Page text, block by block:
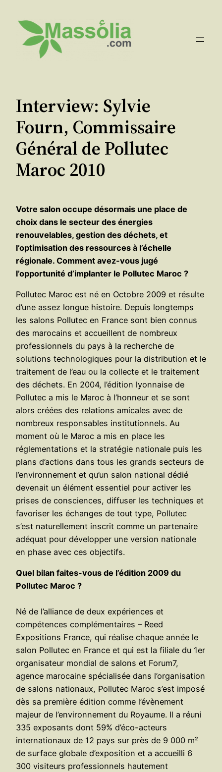
contenu
Interview: Sylvie
Fourn, Commissaire
Général de Pollutec
Maroc 2010
Votre salon occupe désormais une place de
choix dans le secteur des énergies
renouvelables, gestion des déchets, et
l’optimisation des ressources à l’échelle
régionale. Comment avez-vous jugé
l’opportunité d’implanter le Pollutec Maroc ?
Pollutec Maroc est né en Octobre 2009 et résulte
d’une assez longue histoire. Depuis longtemps
les salons Pollutec en France sont bien connus
des marocains et accueillent de nombreux
professionnels du pays à la recherche de
solutions technologiques pour la distribution et le
traitement de l’eau ou la collecte et le traitement
des déchets. En 2004, l’édition lyonnaise de
Pollutec a mis le Maroc à l’honneur et se sont
alors créées des relations amicales avec de
nombreux responsables institutionnels. Au
moment où le Maroc a mis en place les
réglementations et la stratégie nationale puis les
plans d’actions dans tous les grands secteurs de
l’environnement et qu’un salon national dédié
devenait un élément essentiel pour activer les
prises de consciences, diffuser les techniques et
favoriser les échanges de tout type, Pollutec
s’est naturellement inscrit comme un partenaire
adéquat pour développer une version nationale
en phase avec ces objectifs.
Quel bilan faites-vous de l’édition 2009 du
Pollutec Maroc ?
Né de l’alliance de deux expériences et
compétences complémentaires – Reed
Expositions France, qui réalise chaque année le
salon Pollutec en France et qui est la filiale du 1er
organisateur mondial de salons et Forum7,
agence marocaine spécialisée dans l’organisation
de salons nationaux, Pollutec Maroc s’est imposé
dès sa première édition comme l’évènement
majeur de l’environnement du Royaume. Il a réuni
335 exposants dont 59% d’éco-acteurs
internationaux de 12 pays sur près de 9 000 m²
de surface globale d’exposition et a accueilli 6
300 visiteurs professionnels hautement